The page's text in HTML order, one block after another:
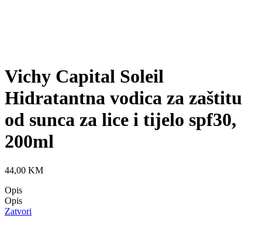
Vichy Capital Soleil
Hidratantna vodica za zaštitu
od sunca za lice i tijelo spf30,
200ml
44,00 KM
Opis
Opis
Zatvori